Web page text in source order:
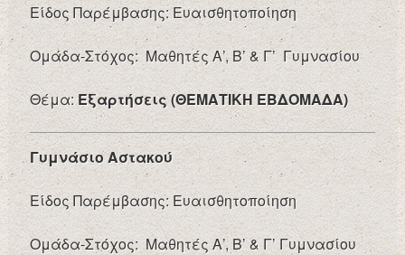
Είδος Παρέμβασης: Ευαισθητοποίηση
Ομάδα-Στόχος: Μαθητές Α’, Β’ & Γ’ Γυμνασίου
Θέμα:Εξαρτήσεις (ΘΕΜΑΤΙΚΗ ΕΒΔΟΜΑΔΑ)
Γυμνάσιο Αστακού
Είδος Παρέμβασης: Ευαισθητοποίηση
Ομάδα-Στόχος: Μαθητές Α’, Β’ & Γ’ Γυμνασίου